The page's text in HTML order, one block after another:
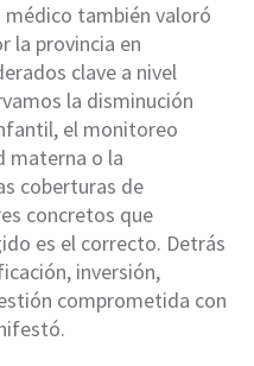
también valoró
la provincia en
clave a nivel
la disminución
el monitoreo
materna o la
coberturas de
concretos que
es el correcto. Detrás
inversión,
comprometida con